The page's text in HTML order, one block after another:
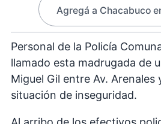
Agregá a Chacabuco
Personal de la Policía
llamado esta madrugada de
Miguel Gil entre Av.
situación de inseguridad.